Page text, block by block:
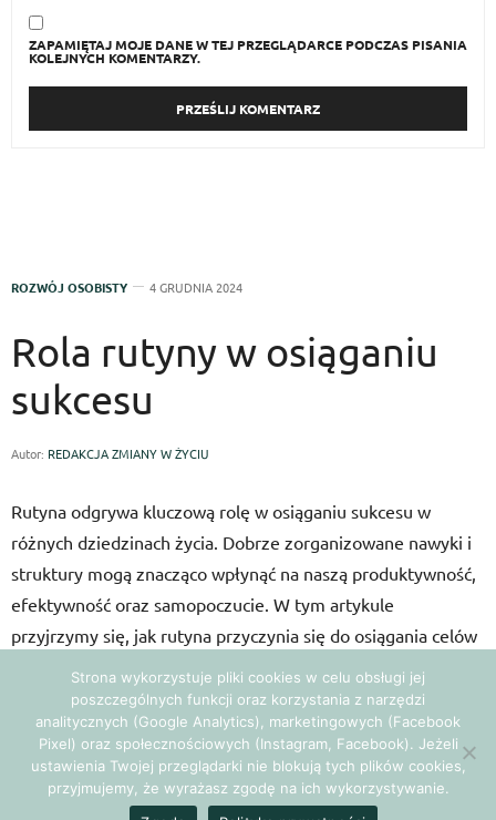
ZAPAMIĘTAJ MOJE DANE W TEJ PRZEGLĄDARCE PODCZAS PISANIA
KOLEJNYCH KOMENTARZY.
ROZWÓJ OSOBISTY 4 GRUDNIA 2024
Rola rutyny w osiąganiu
sukcesu
Autor: REDAKCJA ZMIANY W ŻYCIU
Rutyna odgrywa kluczową rolę w osiąganiu sukcesu w
różnych dziedzinach życia. Dobrze zorganizowane nawyki i
struktury mogą znacząco wpłynąć na naszą produktywność,
efektywność oraz samopoczucie. W tym artykule
przyjrzymy się, jak rutyna przyczynia się do osiągania celów
i dlaczego warto ją wprowadzać w życie.
Zwiększenie produktywności
Rutyna pozwala na zwiększenie efektywności działania.
Strona wykorzystuje pliki cookies w celu obsługi jej
poszczególnych funkcji oraz korzystania z narzędzi
analitycznych (Google Analytics), marketingowych (Facebook
Pixel) oraz społecznościowych (Instagram, Facebook). Jeżeli
ustawienia Twojej przeglądarki nie blokują tych plików cookies,
przyjmujemy, że wyrażasz zgodę na ich wykorzystywanie.